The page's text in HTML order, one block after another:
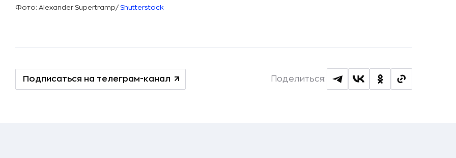
Фото: Alexander Supertramp/ Shutterstock
Подписаться на телеграм-канал Поделиться: